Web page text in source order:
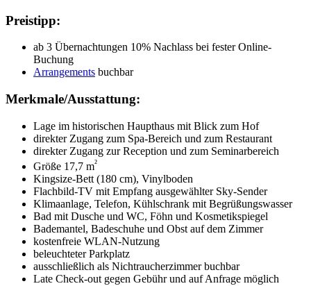
Preistipp:
ab 3 Übernachtungen 10% Nachlass bei fester Online-
Buchung
Arrangements buchbar
Merkmale/Ausstattung:
Lage im historischen Haupthaus mit Blick zum Hof
direkter Zugang zum Spa-Bereich und zum Restaurant
direkter Zugang zur Reception und zum Seminarbereich
Größe 17,7 m²
Kingsize-Bett (180 cm), Vinylboden
Flachbild-TV mit Empfang ausgewählter Sky-Sender
Klimaanlage, Telefon, Kühlschrank mit Begrüßungswasser
Bad mit Dusche und WC, Föhn und Kosmetikspiegel
Bademantel, Badeschuhe und Obst auf dem Zimmer
kostenfreie WLAN-Nutzung
beleuchteter Parkplatz
ausschließlich als Nichtraucherzimmer buchbar
Late Check-out gegen Gebühr und auf Anfrage möglich